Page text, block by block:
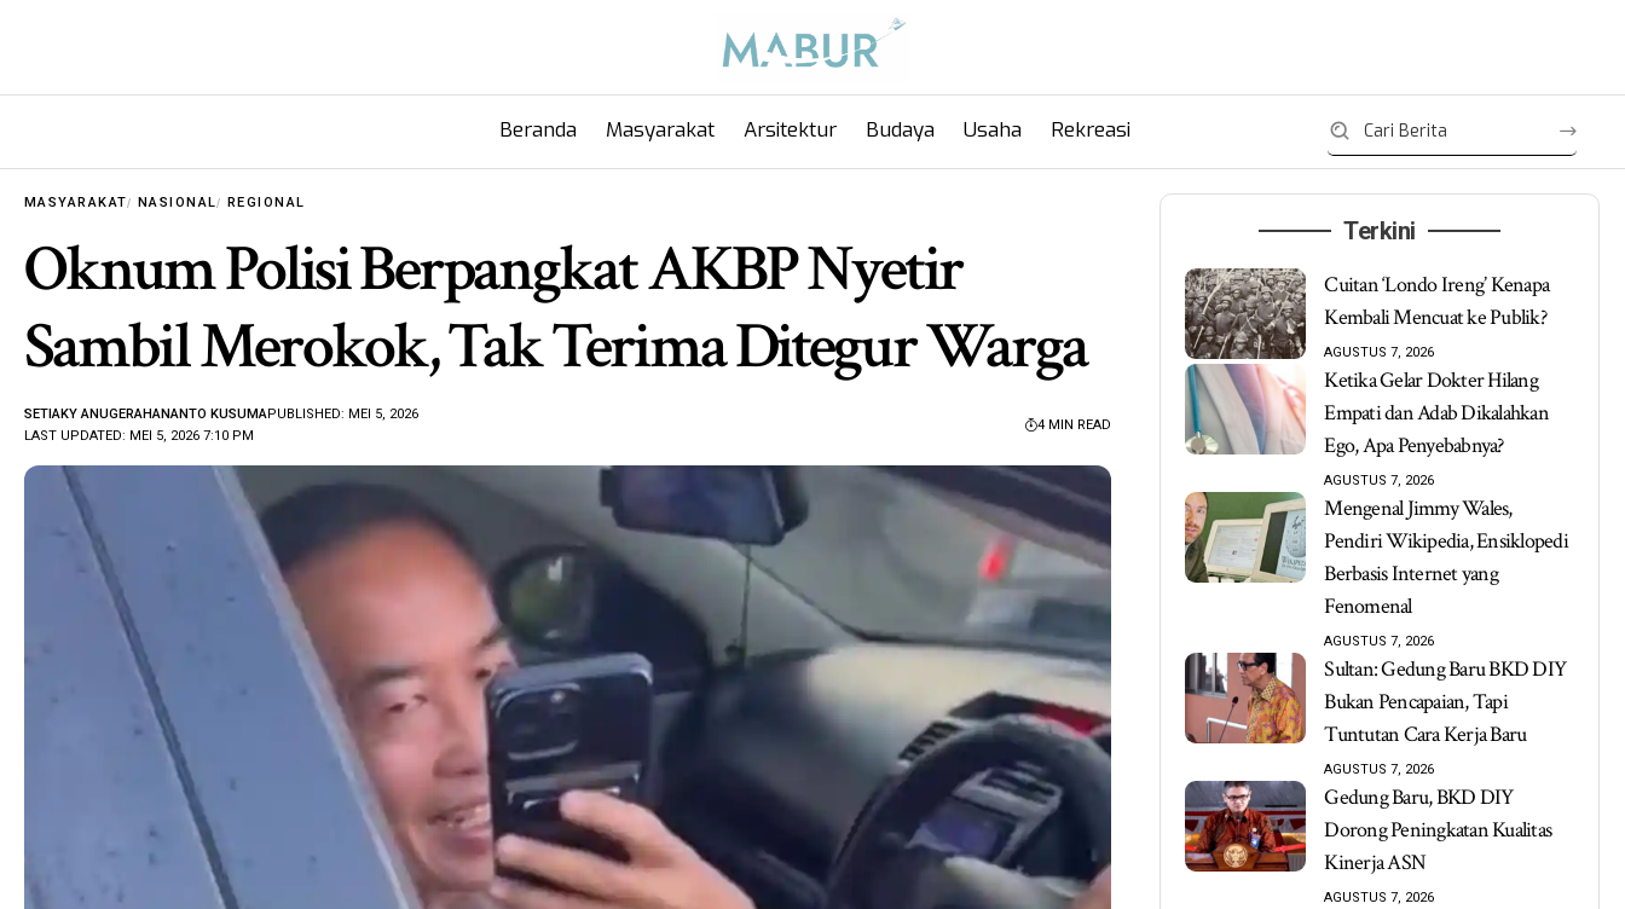
Beranda Masyarakat Arsitektur Budaya Usaha Rekreasi
MASYARAKAT NASIONAL REGIONAL
Oknum Polisi Berpangkat AKBP Nyetir
Sambil Merokok, Tak Terima Ditegur Warga
LAST UPDATED: MEI 5, 2026 7:10 PM
SETIAKY ANUGERAHANANTO KUSUMAPUBLISHED: MEI 5, 2026
4 MIN READ
Terkini
Cuitan ‘Londo Ireng’ Kenapa
Kembali Mencuat ke Publik?
AGUSTUS 7, 2026
Ketika Gelar Dokter Hilang
Empati dan Adab Dikalahkan
Ego, Apa Penyebabnya?
AGUSTUS 7, 2026
Mengenal Jimmy Wales,
Pendiri Wikipedia, Ensiklopedi
Berbasis Internet yang
Fenomenal
AGUSTUS 7, 2026
Sultan: Gedung Baru BKD DIY
Bukan Pencapaian, Tapi
Tuntutan Cara Kerja Baru
AGUSTUS 7, 2026
Gedung Baru, BKD DIY
Dorong Peningkatan Kualitas
Kinerja ASN
AGUSTUS 7, 2026